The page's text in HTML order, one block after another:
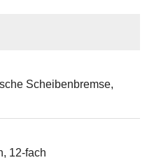
Scheibenbremse,
12-fach